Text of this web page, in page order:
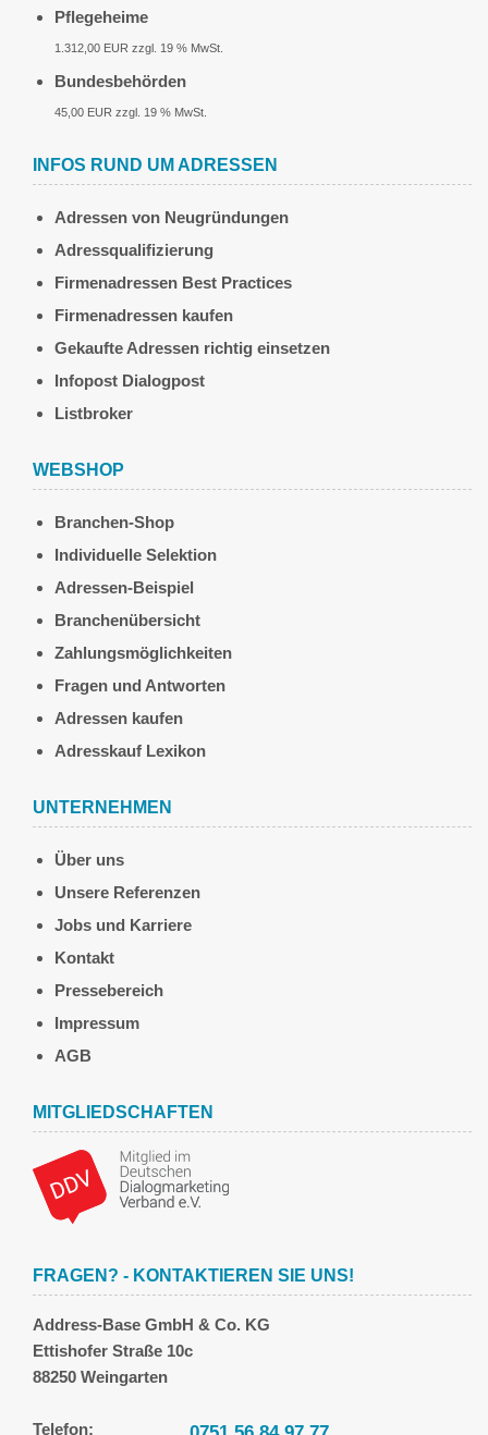
Pflegeheime
1.312,00 EUR zzgl. 19 % MwSt.
Bundesbehörden
45,00 EUR zzgl. 19 % MwSt.
INFOS RUND UM ADRESSEN
Adressen von Neugründungen
Adressqualifizierung
Firmenadressen Best Practices
Firmenadressen kaufen
Gekaufte Adressen richtig einsetzen
Infopost Dialogpost
Listbroker
WEBSHOP
Branchen-Shop
Individuelle Selektion
Adressen-Beispiel
Branchenübersicht
Zahlungsmöglichkeiten
Fragen und Antworten
Adressen kaufen
Adresskauf Lexikon
UNTERNEHMEN
Über uns
Unsere Referenzen
Jobs und Karriere
Kontakt
Pressebereich
Impressum
AGB
MITGLIEDSCHAFTEN
FRAGEN? - KONTAKTIEREN SIE UNS!
Address-Base GmbH & Co. KG
Ettishofer Straße 10c
88250 Weingarten
Telefon: